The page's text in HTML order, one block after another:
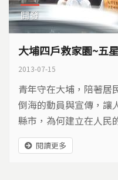
開發
大埔四戶救家園~五
2013-07-15
青年守在大埔，陪著居
倒海的動員與宣傳，讓
縣市，為何建立在人民
閱讀更多